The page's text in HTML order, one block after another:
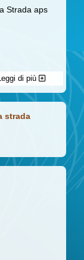
Strada aps
di più
strada